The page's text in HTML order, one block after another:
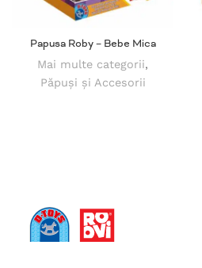
Papusa Roby – Bebe Mica
Mai multe categorii,
Păpuși și Accesorii